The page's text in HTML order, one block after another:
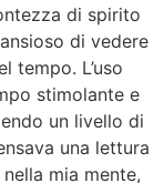
di spirito
di vedere
tempo. L’uso
stimolante e
un livello di
una lettura
mia mente,